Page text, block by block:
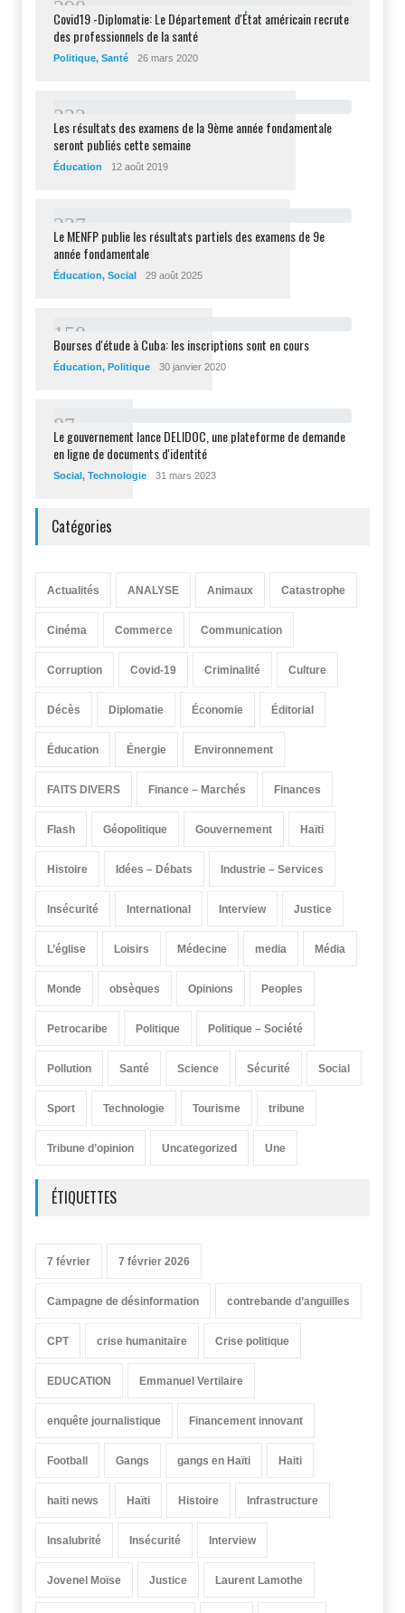
298
Covid19 -Diplomatie: Le Département d'État américain recrute
des professionnels de la santé
Politique, Santé 26 mars 2020
232
Les résultats des examens de la 9ème année fondamentale
seront publiés cette semaine
Éducation 12 août 2019
227
Le MENFP publie les résultats partiels des examens de 9e
année fondamentale
Éducation, Social 29 août 2025
1 58
Bourses d'étude à Cuba: les inscriptions sont en cours
Éducation, Politique 30 janvier 2020
87
Le gouvernement lance DELIDOC, une plateforme de demande
en ligne de documents d'identité
Social, Technologie 31 mars 2023
Catégories
Actualités ANALYSE Animaux Catastrophe
Cinéma Commerce Communication
Corruption Covid-19 Criminalité Culture
Décès Diplomatie Économie Éditorial
Éducation Énergie Environnement
FAITS DIVERS Finance – Marchés Finances
Flash Géopolitique Gouvernement Haïti
Histoire Idées – Débats Industrie – Services
Insécurité International Interview Justice
L’église Loisirs Médecine media Média
Monde obsèques Opinions Peoples
Petrocaribe Politique Politique – Société
Pollution Santé Science Sécurité Social
Sport Technologie Tourisme tribune
Tribune d’opinion Uncategorized Une
ÉTIQUETTES
7 février 7 février 2026
Campagne de désinformation contrebande d’anguilles
CPT crise humanitaire Crise politique
EDUCATION Emmanuel Vertilaire
enquête journalistique Financement innovant
Football Gangs gangs en Haïti Haiti
haiti news Haïti Histoire Infrastructure
Insalubrité Insécurité Interview
Jovenel Moïse Justice Laurent Lamothe